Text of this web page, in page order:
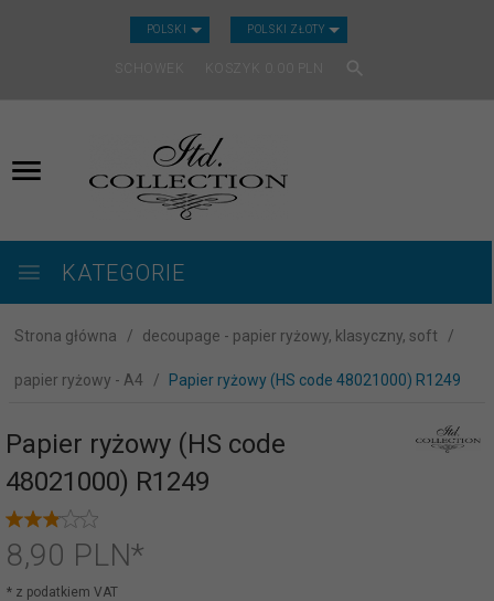
POLSKI CURRENCY_H
POLSKI ZŁOTY
SCHOWEK KOSZYK
KATEGORIE
Strona główna decoupage - papier ryżowy, klasyczny, soft
papier ryżowy - A4 Papier ryżowy (HS code 48021000) R1249
Papier ryżowy (HS code
48021000) R1249
8,90 PLN*
* z podatkiem VAT